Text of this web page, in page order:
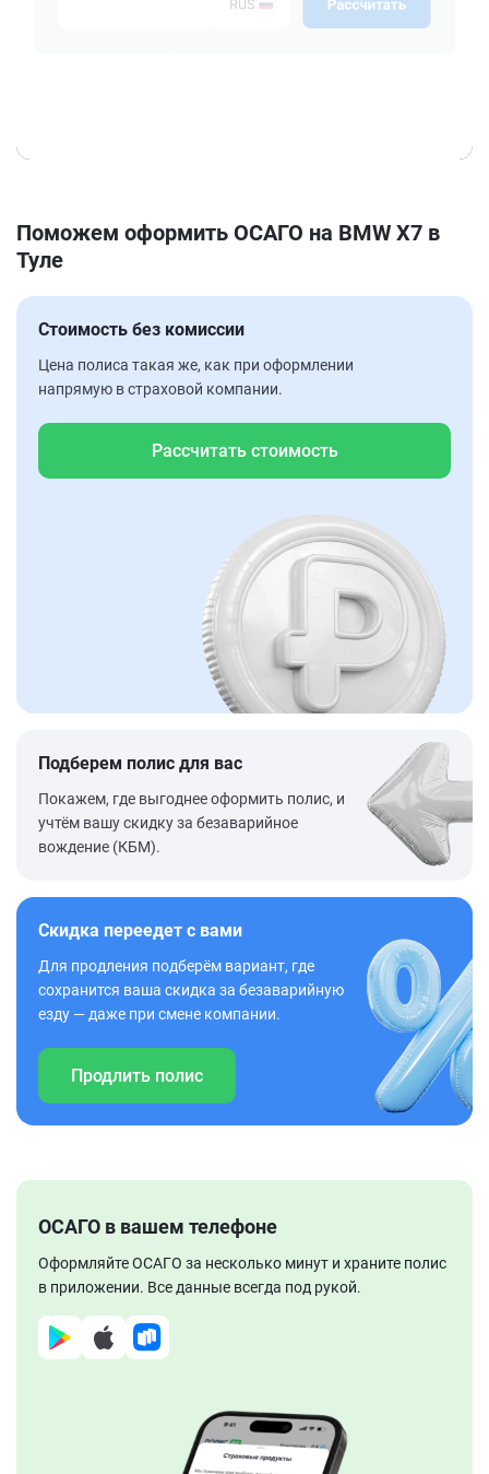
Поможем оформить ОСАГО на BMW X7 в
Туле
Стоимость без комиссии
Цена полиса такая же, как при оформлении
напрямую в страховой компании.
Рассчитать стоимость
Подберем полис для вас
Покажем, где выгоднее оформить полис, и
учтём вашу скидку за безаварийное
вождение (КБМ).
Скидка переедет с вами
Для продления подберём вариант, где
сохранится ваша скидка за безаварийную
езду — даже при смене компании.
Продлить полис
ОСАГО в вашем телефоне
Оформляйте ОСАГО за несколько минут и храните полис
в приложении. Все данные всегда под рукой.